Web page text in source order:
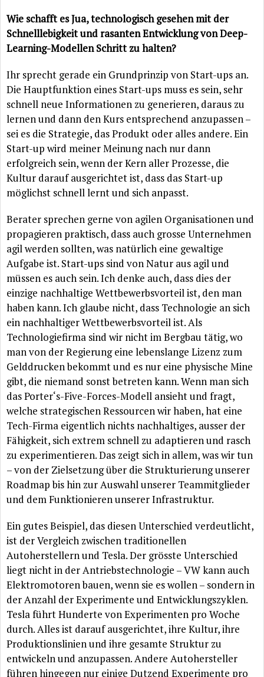
Wie schafft es Jua, technologisch gesehen mit der
Schnelllebigkeit und rasanten Entwicklung von Deep-
Learning-Modellen Schritt zu halten?
Ihr sprecht gerade ein Grundprinzip von Start-ups an.
Die Hauptfunktion eines Start-ups muss es sein, sehr
schnell neue Informationen zu generieren, daraus zu
lernen und dann den Kurs entsprechend anzupassen –
sei es die Strategie, das Produkt oder alles andere. Ein
Start-up wird meiner Meinung nach nur dann
erfolgreich sein, wenn der Kern aller Prozesse, die
Kultur darauf ausgerichtet ist, dass das Start-up
möglichst schnell lernt und sich anpasst.
Berater sprechen gerne von agilen Organisationen und
propagieren praktisch, dass auch grosse Unternehmen
agil werden sollten, was natürlich eine gewaltige
Aufgabe ist. Start-ups sind von Natur aus agil und
müssen es auch sein. Ich denke auch, dass dies der
einzige nachhaltige Wettbewerbsvorteil ist, den man
haben kann. Ich glaube nicht, dass Technologie an sich
ein nachhaltiger Wettbewerbsvorteil ist. Als
Technologiefirma sind wir nicht im Bergbau tätig, wo
man von der Regierung eine lebenslange Lizenz zum
Gelddrucken bekommt und es nur eine physische Mine
gibt, die niemand sonst betreten kann. Wenn man sich
das Porter‘s-Five-Forces-Modell ansieht und fragt,
welche strategischen Ressourcen wir haben, hat eine
Tech-Firma eigentlich nichts nachhaltiges, ausser der
Fähigkeit, sich extrem schnell zu adaptieren und rasch
zu experimentieren. Das zeigt sich in allem, was wir tun
– von der Zielsetzung über die Strukturierung unserer
Roadmap bis hin zur Auswahl unserer Teammitglieder
und dem Funktionieren unserer Infrastruktur.
Ein gutes Beispiel, das diesen Unterschied verdeutlicht,
ist der Vergleich zwischen traditionellen
Autoherstellern und Tesla. Der grösste Unterschied
liegt nicht in der Antriebstechnologie – VW kann auch
Elektromotoren bauen, wenn sie es wollen – sondern in
der Anzahl der Experimente und Entwicklungszyklen.
Tesla führt Hunderte von Experimenten pro Woche
durch. Alles ist darauf ausgerichtet, ihre Kultur, ihre
Produktionslinien und ihre gesamte Struktur zu
entwickeln und anzupassen. Andere Autohersteller
führen hingegen nur einige Dutzend Experimente pro